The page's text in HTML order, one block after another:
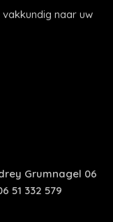
naar uw
Grumnagel 06
51 332 579